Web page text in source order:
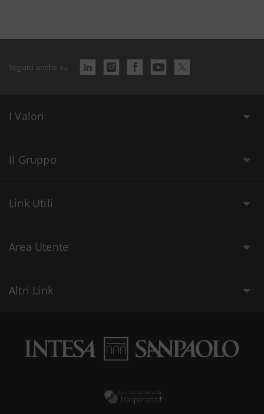
Seguici anche su
I Valori
Il Gruppo
Link Utili
Area Utente
Altri Link